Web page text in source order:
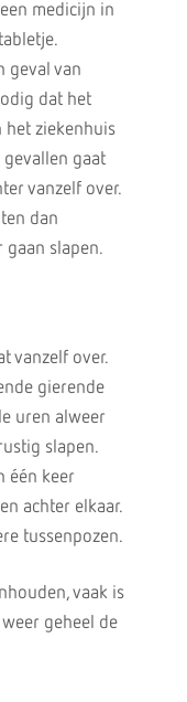
medicijn in
geval van
dat het
ziekenhuis
gaat
vanzelf over.
dan
slapen.
vanzelf over.
gierende
uren alweer
slapen.
één keer
achter elkaar.
tussenpozen.
vaak is
geheel de